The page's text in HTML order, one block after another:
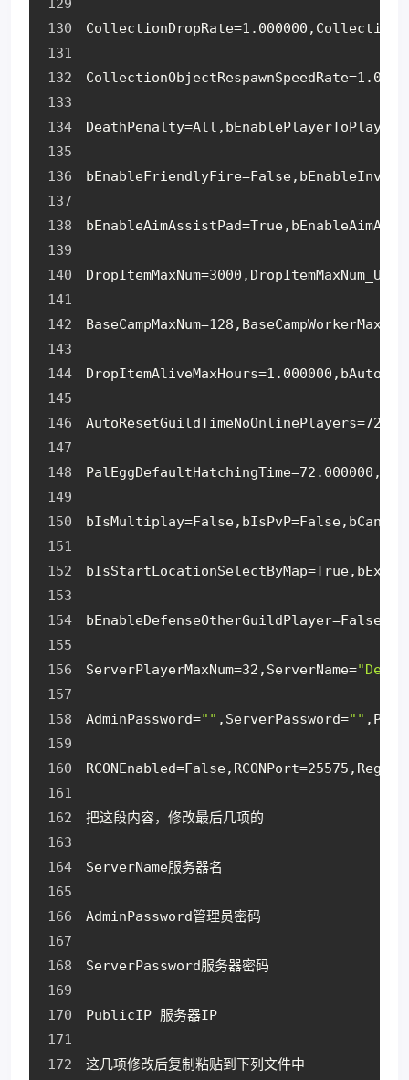
ServerPlayerMaxNum=32,ServerName=
AdminPassword="" ,ServerPassword=""
把这段内容，修改最后几项的
ServerName服务器名
AdminPassword管理员密码
ServerPassword服务器密码
PublicIP 服务器IP
这几项修改后复制粘贴到下列文件中